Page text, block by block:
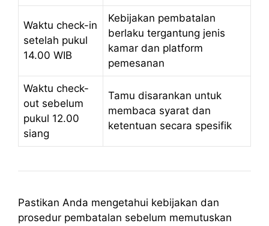
Waktu check-in
setelah pukul
14.00 WIB
Kebijakan pembatalan
berlaku tergantung jenis
kamar dan platform
pemesanan
Waktu check-
out sebelum
pukul 12.00
siang
Tamu disarankan untuk
membaca syarat dan
ketentuan secara spesifik
Pastikan Anda mengetahui kebijakan dan
prosedur pembatalan sebelum memutuskan